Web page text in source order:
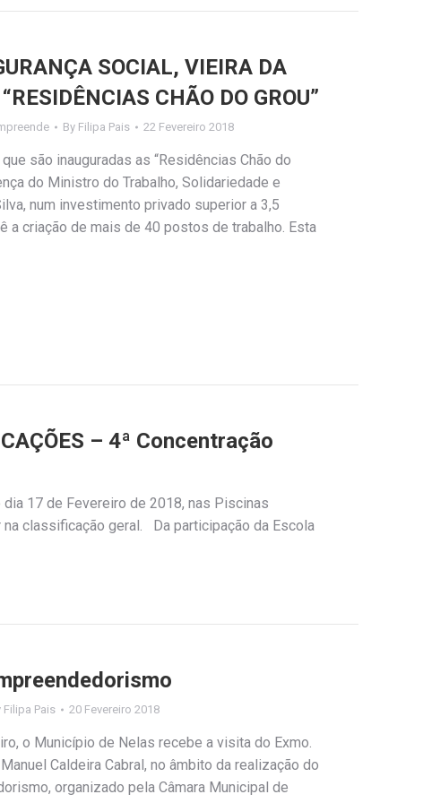
SOCIAL, VIEIRA DA
CHÃO DO GROU”
By Filipa Pais 22 Fevereiro 2018
são inauguradas as “Residências Chão do
do Ministro do Trabalho, Solidariedade e
num investimento privado superior a 3,5
a criação de mais de 40 postos de trabalho. Esta
– 4ª Concentração
17 de Fevereiro de 2018, nas Piscinas
classificação geral. Da participação da Escola
Filipa Pais 20 Fevereiro 2018
o Município de Nelas recebe a visita do Exmo.
Caldeira Cabral, no âmbito da realização do
organizado pela Câmara Municipal de